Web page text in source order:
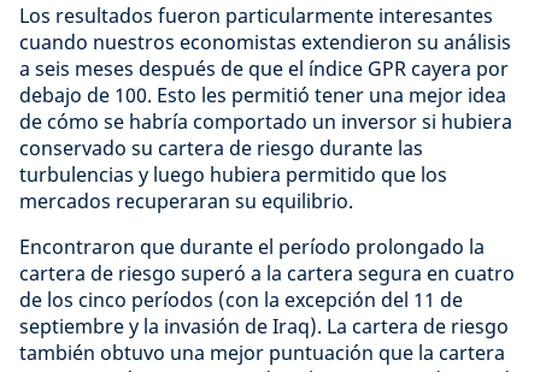
Los resultados fueron particularmente interesantes
cuando nuestros economistas extendieron su análisis
a seis meses después de que el índice GPR cayera por
debajo de 100. Esto les permitió tener una mejor idea
de cómo se habría comportado un inversor si hubiera
conservado su cartera de riesgo durante las
turbulencias y luego hubiera permitido que los
mercados recuperaran su equilibrio.
Encontraron que durante el período prolongado la
cartera de riesgo superó a la cartera segura en cuatro
de los cinco períodos (con la excepción del 11 de
septiembre y la invasión de Iraq). La cartera de riesgo
también obtuvo una mejor puntuación que la cartera